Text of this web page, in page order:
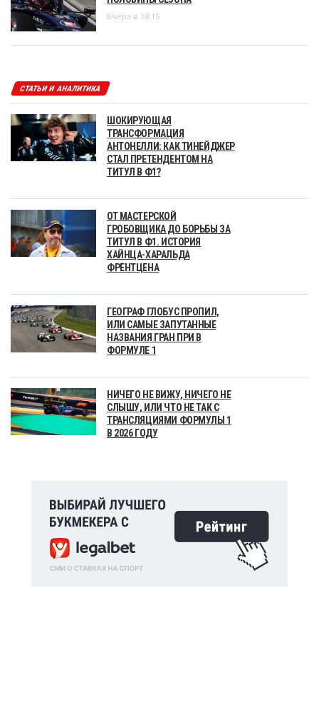
Вчера в 18:15
СТАТЬИ И АНАЛИТИКА
ШОКИРУЮЩАЯ
ТРАНСФОРМАЦИЯ
АНТОНЕЛЛИ: КАК ТИНЕЙДЖЕР
СТАЛ ПРЕТЕНДЕНТОМ НА
ТИТУЛ В Ф1?
ОТ МАСТЕРСКОЙ
ГРОБОВЩИКА ДО БОРЬБЫ ЗА
ТИТУЛ В Ф1. ИСТОРИЯ
ХАЙНЦА-ХАРАЛЬДА
ФРЕНТЦЕНА
ГЕОГРАФ ГЛОБУС ПРОПИЛ,
ИЛИ САМЫЕ ЗАПУТАННЫЕ
НАЗВАНИЯ ГРАН ПРИ В
ФОРМУЛЕ 1
НИЧЕГО НЕ ВИЖУ, НИЧЕГО НЕ
СЛЫШУ, ИЛИ ЧТО НЕ ТАК С
ТРАНСЛЯЦИЯМИ ФОРМУЛЫ 1
В 2026 ГОДУ